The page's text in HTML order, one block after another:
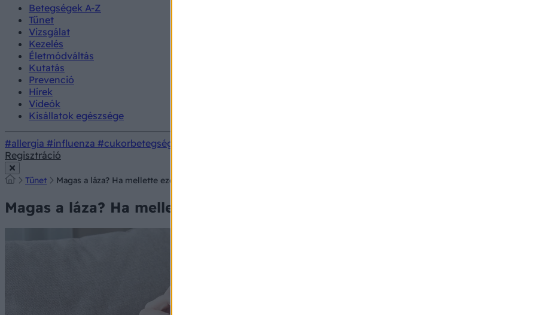
Betegségek A-Z
Tünet
Vizsgálat
Kezelés
Életmódváltás
Kutatás
Prevenció
Hírek
Videók
Kisállatok egészsége
#allergia #influenza #cukorbetegség
Regisztráció
Tünet Magas a láza? Ha mellette ezeket a tüneteket is tapasztalja, irány az orvos!
Magas a láza? Ha mellette ezeket a tüneteket is tapasztalja, irány az